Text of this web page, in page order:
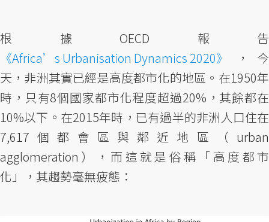
根據OECD報告
《Africa’s Urbanisation Dynamics 2020》
，今
天，非洲其實已經是高度都市化的地區。在1950年
時，只有8個國家都市化程度超過20%，其餘都在
10%以下。在2015年時，已有過半的非洲人口住在
7,617個都會區與鄰近地區（urban
agglomeration），而這就是俗稱「高度都市
化」，其趨勢毫無疲態：